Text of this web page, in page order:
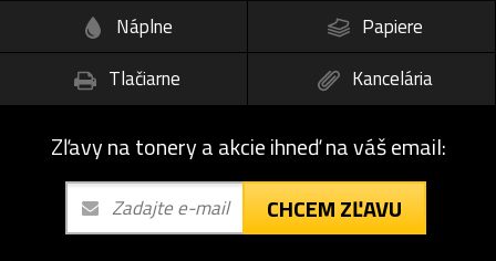
Náplne
Papiere
Tlačiarne
Kancelária
Zľavy na tonery a akcie ihneď na váš email:
CHCEM ZĽAVU